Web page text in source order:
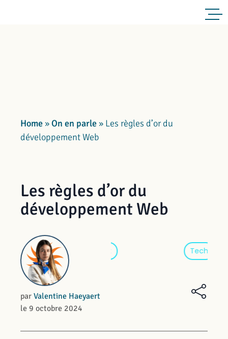
Home»On en parle» Les règles d’or du
développement Web
Les règles d’or du
développement Web
par Valentine Haeyaert
le 9 octobre 2024
Site internet Tech